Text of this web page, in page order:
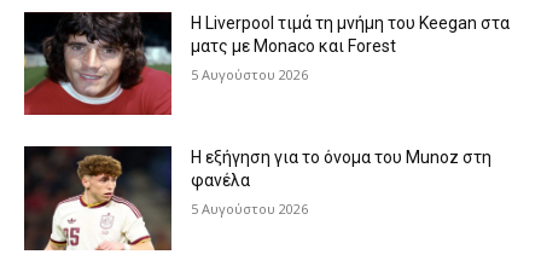
Η Liverpool τιμά τη μνήμη του Keegan στα
ματς με Monaco και Forest
5 Αυγούστου 2026
Η εξήγηση για το όνομα του Munoz στη
φανέλα
5 Αυγούστου 2026